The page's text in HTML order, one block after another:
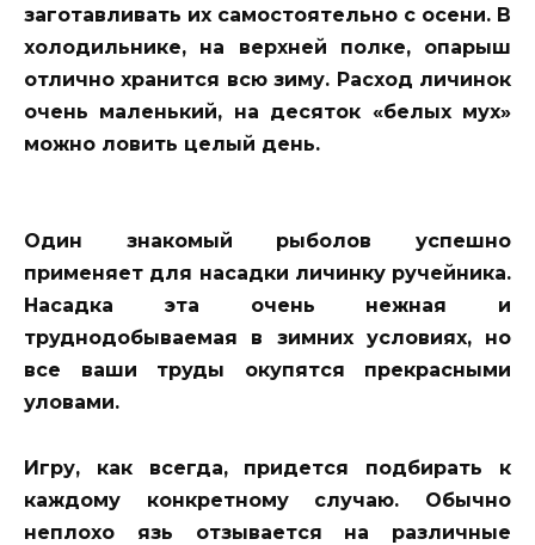
заготавливать их самостоятельно с осени. В
холодильнике, на верхней полке, опарыш
отлично хранится всю зиму. Расход личинок
очень маленький, на десяток «белых мух»
можно ловить целый день.
Один знакомый рыболов успешно
применяет для насадки личинку ручейника.
Насадка эта очень нежная и
труднодобываемая в зимних условиях, но
все ваши труды окупятся прекрасными
уловами.
Игру, как всегда, придется подбирать к
каждому конкретному случаю. Обычно
неплохо язь отзывается на различные